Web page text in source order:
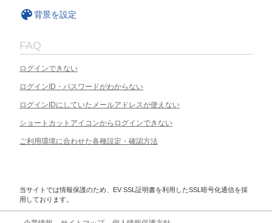
背景を設定
FAQ
ログインできない
ログインID・パスワードがわからない
ログインIDにしていたメールアドレスが使えない
ショートカットアイコンからログインできない
ご利用環境に合わせた各種設定・確認方法
当サイトでは情報保護のため、EV SSL証明書を利用したSSL暗号化通信を採
用しております。